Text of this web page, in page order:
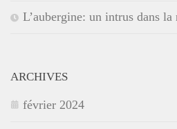
L’aubergine: un intrus dans
ARCHIVES
février 2024